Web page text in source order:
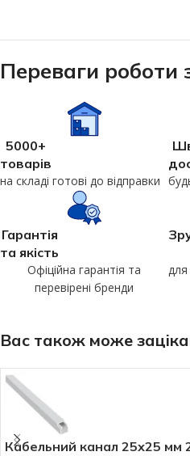
Переваги роботи
5000+
товарів
на складі готові до відправки
Гарантія
та якість
Офіційна гарантія та
перевірені бренди
для
Вас також може
Кабельний канал 25х25 мм